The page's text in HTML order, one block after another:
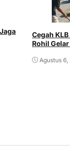
Cegah
Rohil
Agustus 6,